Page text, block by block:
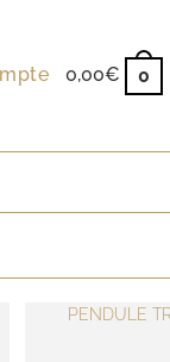
0,00€ 0
PENDULE